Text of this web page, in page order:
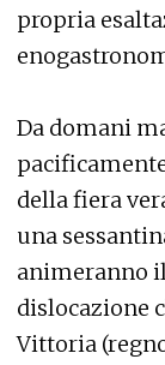
propria
Da domani
della fiera
una
animeranno
dislocazione
Vittoria